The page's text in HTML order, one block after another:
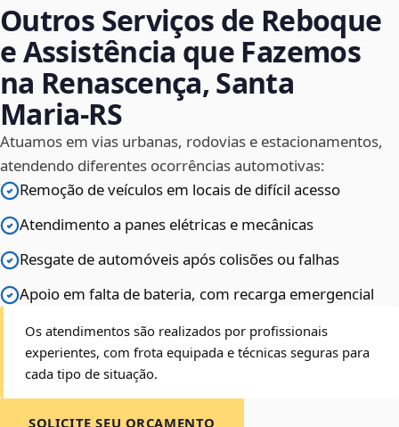
Outros Serviços de Reboque
e Assistência que Fazemos
na Renascença, Santa
Maria‑RS
Atuamos em vias urbanas, rodovias e estacionamentos,
atendendo diferentes ocorrências automotivas:
Remoção de veículos em locais de difícil acesso
Atendimento a panes elétricas e mecânicas
Resgate de automóveis após colisões ou falhas
Apoio em falta de bateria, com recarga emergencial
Os atendimentos são realizados por profissionais
experientes, com frota equipada e técnicas seguras para
cada tipo de situação.
SOLICITE SEU ORÇAMENTO